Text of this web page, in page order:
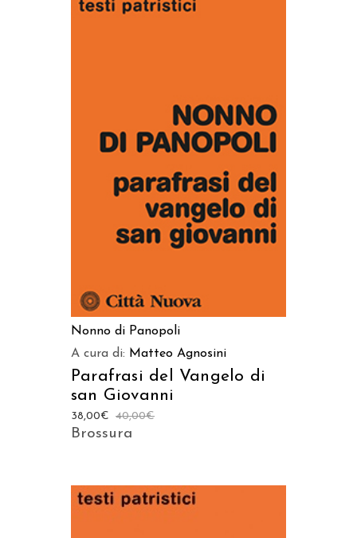
AGGIUNGI AL CARRELLO
Nonno di Panopoli
A cura di: Matteo Agnosini
Parafrasi del Vangelo di
san Giovanni
40,00€
38,00€
Brossura